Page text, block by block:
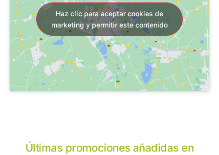
Haz clic para aceptar cookies de
marketing y permitir este contenido
Últimas promociones añadidas en